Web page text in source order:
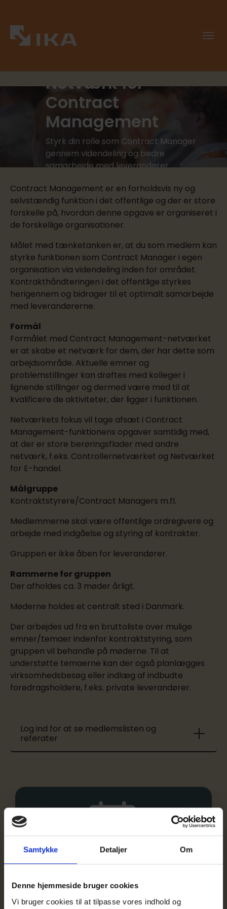
Samtykke Detaljer Om
Denne hjemmeside bruger cookies
Vi bruger cookies til at tilpasse vores indhold og
Netværk for
Contract
Management
Styrk din rolle som Contract Manager
gennem videndeling og bedre
samarbejde med leverandører.
Contract Management er en forholdsvis ny og
selvstændig funktion i det offentlige og der er store
forskelle på, hvordan denne opgave er organiseret i
de forskellige organisationer.
Målet med tænketanken er, at du som medlem kan
styrke funktionen som Contract Manager i egen
organisation via videndeling inden for området.
Kontrakthåndteringen i det offentlige styrkes
herigennem og bidrager til et optimalt samarbejde
med leverandørerne.
Formål
Formålet med Contract Management-netværket
er at skabe et netværk for dem, der har dette som
arbejdsområde. Aktuelle emner og
problemstillinger kan drøftes med kolleger i
lignende stillinger og dermed være med til at
kvalificere de aktiviteter, der ligger i funktionen.
Netværkets fokus vil tage afsæt i Contract
Management-funktionens opgaver samtidig med,
at der er store berøringsflader med andre
netværk, f.eks. Controllernetværket og Netværket
for E-handel.
Målgruppe
Kontraktstyrere/Contract Managers m.fl.
Medlemmerne skal være offentlige ordregivere og
arbejde med indgåelse og styring af kontrakter.
Gruppen er ikke åben for leverandører.
Rammerne for gruppen
Der afholdes ca. 3 møder årligt.
Møderne holdes et centralt sted i Danmark.
Der arbejdes ud fra en bruttoliste over mulige
emner/temaer indenfor kontraktstyring, som
gruppen vil behandle på møderne. Til at
understøtte temaerne kan der også planlægges
virksomhedsbesøg eller indlæg af indbudte
foredragsholdere, f.eks. private leverandører.
Log ind for at se medlemslisten og
referater
Aktiviteter
Næste møde: